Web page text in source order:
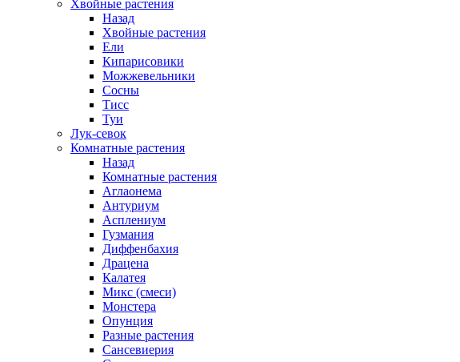
Хвойные растения
Назад
Хвойные растения
Ели
Кипарисовики
Можжевельники
Сосны
Тисс
Туи
Лук-севок
Комнатные растения
Назад
Комнатные растения
Аглаонема
Антуриум
Асплениум
Гузмания
Диффенбахия
Драцена
Калатея
Микс (смеси)
Монстера
Опунция
Разные растения
Сансевиерия